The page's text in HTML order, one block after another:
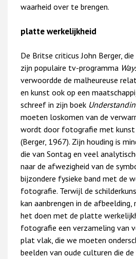
waarheid over te brengen.
platte werkelijkheid
De Britse criticus John Berger,
zijn populaire tv-programma
verwoordde de malheureuse
en kunst ook op een
schreef in zijn boek
moeten loskomen van de
wordt door fotografie met kunst
(Berger, 1967). Zijn houding is
die van Sontag en veel
naar de afwezigheid van de
bijzondere fysieke band met de
fotografie. Terwijl de
kan aanbrengen in de
het doen met de platte
fotografie een verzameling van
plat vlak, die we moeten
beelden van oude culturen die